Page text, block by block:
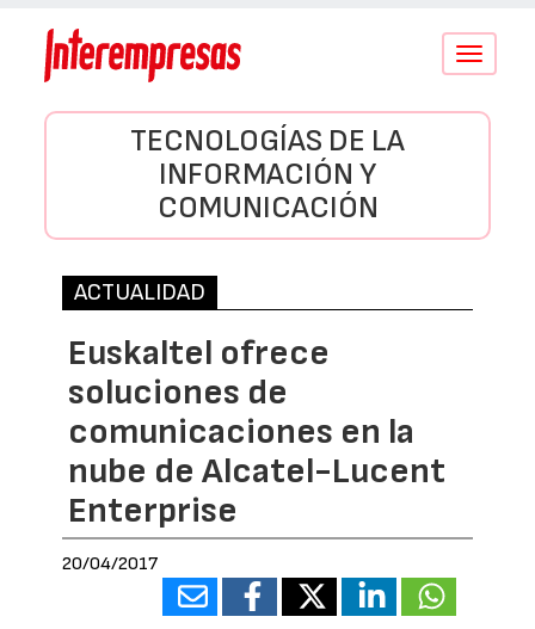
Conmutar
TECNOLOGÍAS DE LA
INFORMACIÓN Y
COMUNICACIÓN
ACTUALIDAD
Euskaltel ofrece
soluciones de
comunicaciones en la
nube de Alcatel-Lucent
Enterprise
20/04/2017